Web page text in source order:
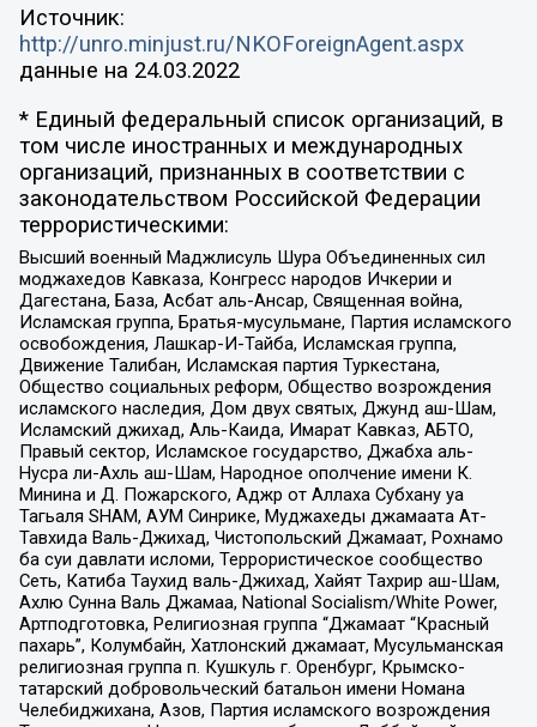
Источник:
http://unro.minjust.ru/NKOForeignAgent.aspx
данные на 24.03.2022
* Единый федеральный список организаций, в
том числе иностранных и международных
организаций, признанных в соответствии с
законодательством Российской Федерации
террористическими:
Высший военный Маджлисуль Шура Объединенных сил
моджахедов Кавказа, Конгресс народов Ичкерии и
Дагестана, База, Асбат аль-Ансар, Священная война,
Исламская группа, Братья-мусульмане, Партия исламского
освобождения, Лашкар-И-Тайба, Исламская группа,
Движение Талибан, Исламская партия Туркестана,
Общество социальных реформ, Общество возрождения
исламского наследия, Дом двух святых, Джунд аш-Шам,
Исламский джихад, Аль-Каида, Имарат Кавказ, АБТО,
Правый сектор, Исламское государство, Джабха аль-
Нусра ли-Ахль аш-Шам, Народное ополчение имени К.
Минина и Д. Пожарского, Аджр от Аллаха Субхану уа
Тагьаля SHAM, АУМ Синрике, Муджахеды джамаата Ат-
Тавхида Валь-Джихад, Чистопольский Джамаат, Рохнамо
ба суи давлати исломи, Террористическое сообщество
Сеть, Катиба Таухид валь-Джихад, Хайят Тахрир аш-Шам,
Ахлю Сунна Валь Джамаа, National Socialism/White Power,
Артподготовка, Религиозная группа “Джамаат “Красный
пахарь”, Колумбайн, Хатлонский джамаат, Мусульманская
религиозная группа п. Кушкуль г. Оренбург, Крымско-
татарский добровольческий батальон имени Номана
Челебиджихана, Азов, Партия исламского возрождения